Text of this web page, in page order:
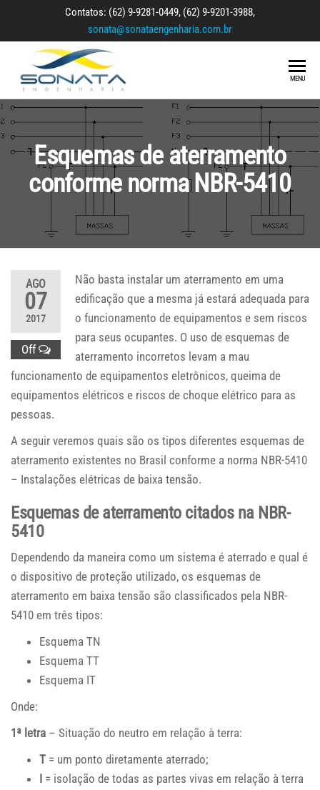
content
Contatos: (62) 9-9281-0449, (62) 9-9201-3988,
sonata@sonataengenharia.com.br
Engenharia
Segurança
Trabalho
MENU
Esquemas de aterramento
conforme norma NBR-5410
AGO
07
2017
Off
Não basta instalar um aterramento em uma
edificação que a mesma já estará adequada para
o funcionamento de equipamentos e sem riscos
para seus ocupantes. O uso de esquemas de
aterramento incorretos levam a mau
funcionamento de equipamentos eletrônicos, queima de
equipamentos elétricos e riscos de choque elétrico para as
pessoas.
A seguir veremos quais são os tipos diferentes esquemas de
aterramento existentes no Brasil conforme a norma NBR-5410
– Instalações elétricas de baixa tensão.
Esquemas de aterramento citados na NBR-
5410
Dependendo da maneira como um sistema é aterrado e qual é
o dispositivo de proteção utilizado, os esquemas de
aterramento em baixa tensão são classificados pela NBR-
5410 em três tipos:
Esquema TN
Esquema TT
Esquema IT
Onde:
1ª letra – Situação do neutro em relação à terra:
T = um ponto diretamente aterrado;
I = isolação de todas as partes vivas em relação à terra